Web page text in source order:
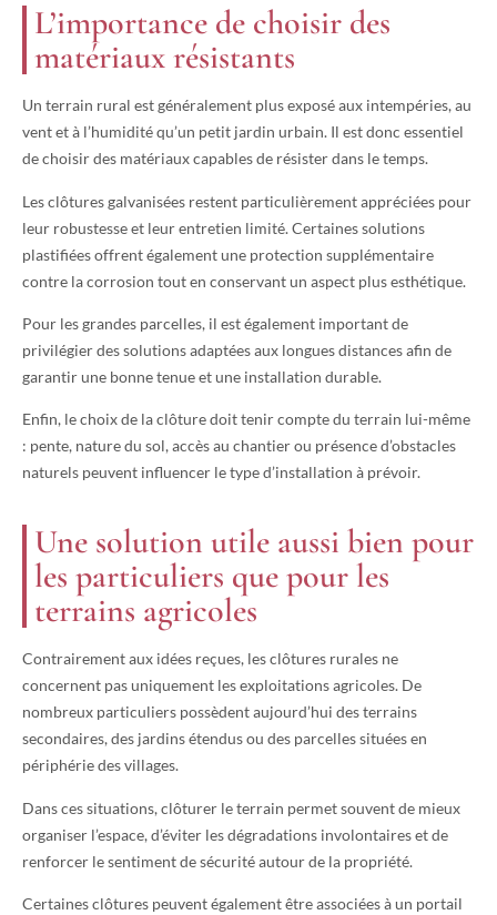
L’importance de choisir des
matériaux résistants
Un terrain rural est généralement plus exposé aux intempéries, au
vent et à l’humidité qu’un petit jardin urbain. Il est donc essentiel
de choisir des matériaux capables de résister dans le temps.
Les clôtures galvanisées restent particulièrement appréciées pour
leur robustesse et leur entretien limité. Certaines solutions
plastifiées offrent également une protection supplémentaire
contre la corrosion tout en conservant un aspect plus esthétique.
Pour les grandes parcelles, il est également important de
privilégier des solutions adaptées aux longues distances afin de
garantir une bonne tenue et une installation durable.
Enfin, le choix de la clôture doit tenir compte du terrain lui-même
: pente, nature du sol, accès au chantier ou présence d’obstacles
naturels peuvent influencer le type d’installation à prévoir.
Une solution utile aussi bien pour
les particuliers que pour les
terrains agricoles
Contrairement aux idées reçues, les clôtures rurales ne
concernent pas uniquement les exploitations agricoles. De
nombreux particuliers possèdent aujourd’hui des terrains
secondaires, des jardins étendus ou des parcelles situées en
périphérie des villages.
Dans ces situations, clôturer le terrain permet souvent de mieux
organiser l’espace, d’éviter les dégradations involontaires et de
renforcer le sentiment de sécurité autour de la propriété.
Certaines clôtures peuvent également être associées à un portail